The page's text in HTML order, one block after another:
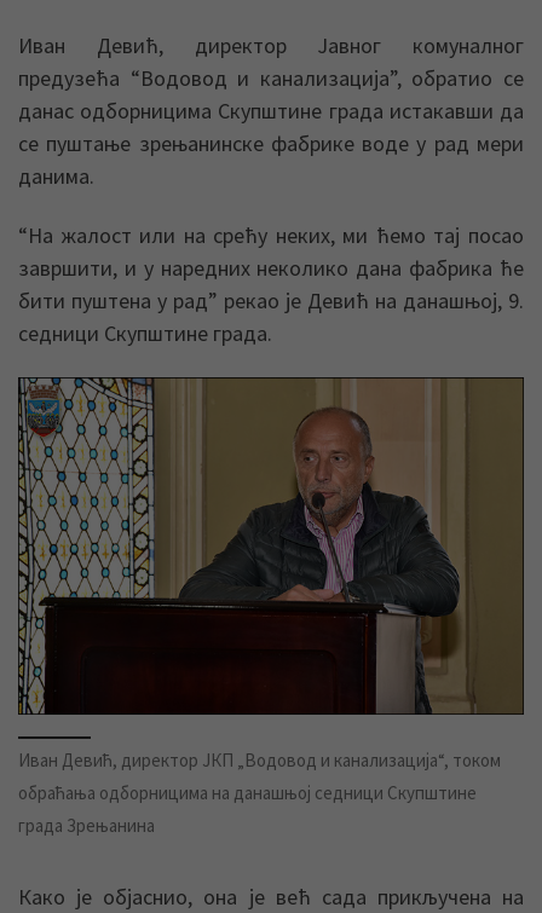
Иван Девић, директор Jавног комуналног
предузећа “Водовод и канализациjа”, обратио се
данас одборницима Скупштине града истакавши да
се пуштање зрењанинске фабрике воде у рад мери
данима.
“На жалост или на срећу неких, ми ћемо таj посао
завршити, и у наредних неколико дана фабрика ће
бити пуштена у рад” рекао jе Девић на данашњоj, 9.
седници Скупштине града.
Иван Девић, директор ЈКП „Водовод и канализација“, током
обраћања одборницима на данашњој седници Скупштине
града Зрењанина
Како jе обjаснио, она jе већ сада прикључена на